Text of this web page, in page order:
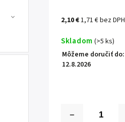
2,10 €1,71 € bez DPH
Skladom (>5 ks)
Môžeme doručiť do:
12.8.2026